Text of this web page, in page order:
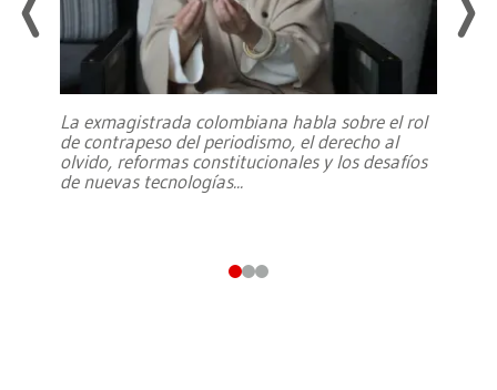
La exmagistrada colombiana habla sobre el rol
de contrapeso del periodismo, el derecho al
olvido, reformas constitucionales y los desafíos
de nuevas tecnologías...